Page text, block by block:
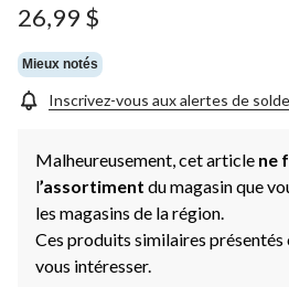
26,99 $
Mieux notés
Inscrivez-vous aux alertes de
Malheureusement, cet article ne
l’assortiment du magasin que
les magasins de la région.
Ces produits similaires
vous intéresser.